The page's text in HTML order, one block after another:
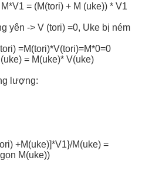
= (M(tori) + M (uke)) * V1
yên -> V (tori) =0, Uke bị ném
=M(tori)*V(tori)=M*0=0
= M(uke)* V(uke)
lượng:
+M(uke)]*V1}/M(uke) =
M(uke))